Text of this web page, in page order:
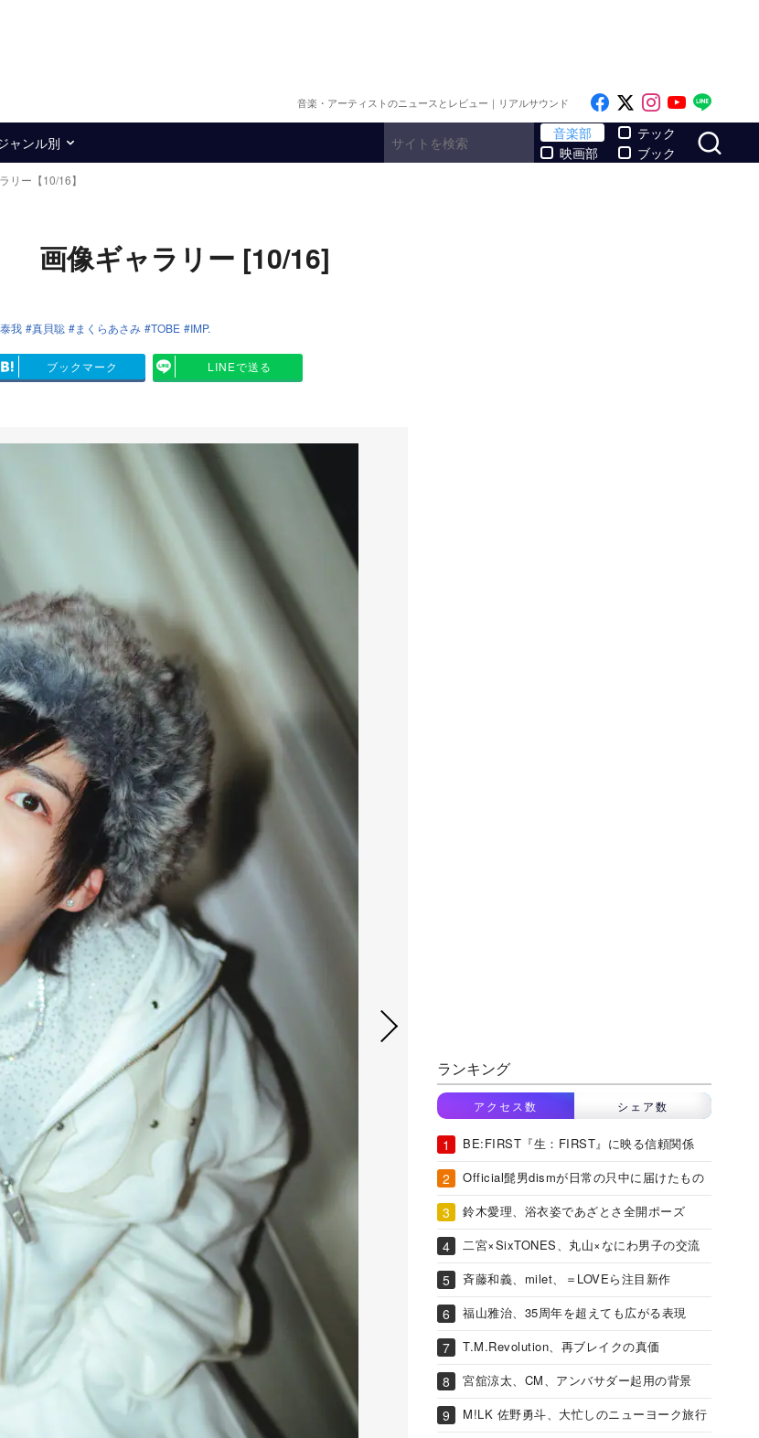
音楽・アーティストのニュースとレビュー｜リアルサウンド Like on Facebook
Follow on x
Follow on
Follow
ャンル別
音楽部
映画部
テック
ブック
リー【10/16】
画像ギャラリー [10/16]
我 真貝聡 まくらあさみ TOBE IMP.
ブックマーク LINEで送る
ランキング
アクセス数 シェア数
BE:FIRST『生：FIRST』に映る信頼関係
Official髭男dismが日常の只中に届けたもの
鈴木愛理、浴衣姿であざとさ全開ポーズ
二宮×SixTONES、丸山×なにわ男子の交流
斉藤和義、milet、＝LOVEら注目新作
福山雅治、35周年を超えても広がる表現
T.M.Revolution、再ブレイクの真価
宮舘涼太、CM、アンバサダー起用の背景
M!LK 佐野勇斗、大忙しのニューヨーク旅行